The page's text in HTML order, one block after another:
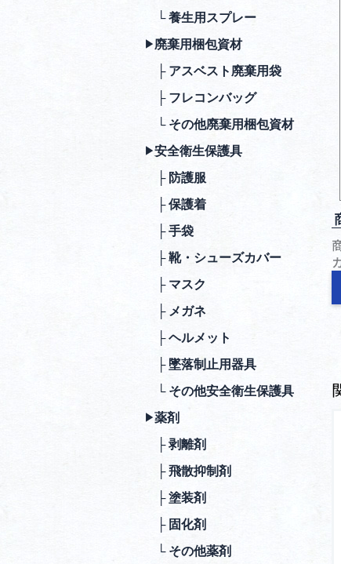
└ 養生用スプレー
▶︎廃棄⽤梱包資材
├ アスベスト廃棄用袋
├ フレコンバッグ
└ その他廃棄用梱包資材
▶︎安全衛⽣保護具
├ 防護服
├ 保護着
├ ⼿袋
├ 靴・シューズカバー
├ マスク
├ メガネ
├ ヘルメット
├ 墜落制⽌⽤器具
└ その他安全衛⽣保護具
▶︎薬剤
├ 剥離剤
├ ⾶散抑制剤
├ 塗装剤
├ 固化剤
└ その他薬剤